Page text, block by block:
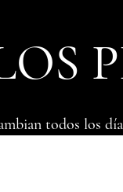
todos los